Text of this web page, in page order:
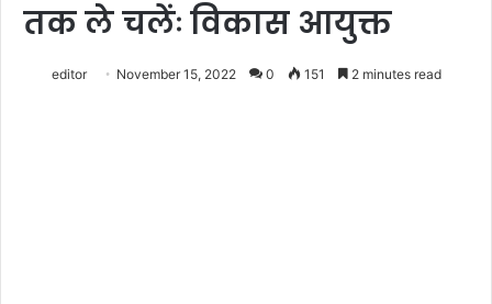
तक ले चलेंः विकास आयुक्त
editor November 15, 2022 0 151 2 minutes read